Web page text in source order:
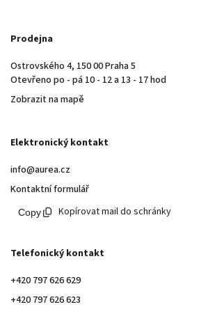
Prodejna
Ostrovského 4, 150 00 Praha 5
Otevřeno po - pá 10 - 12 a 13 - 17 hod
Zobrazit na mapě
Elektronický kontakt
info@aurea.cz
Kontaktní formulář
Kopírovat mail do schránky
Telefonický kontakt
+420 797 626 629
+420 797 626 623